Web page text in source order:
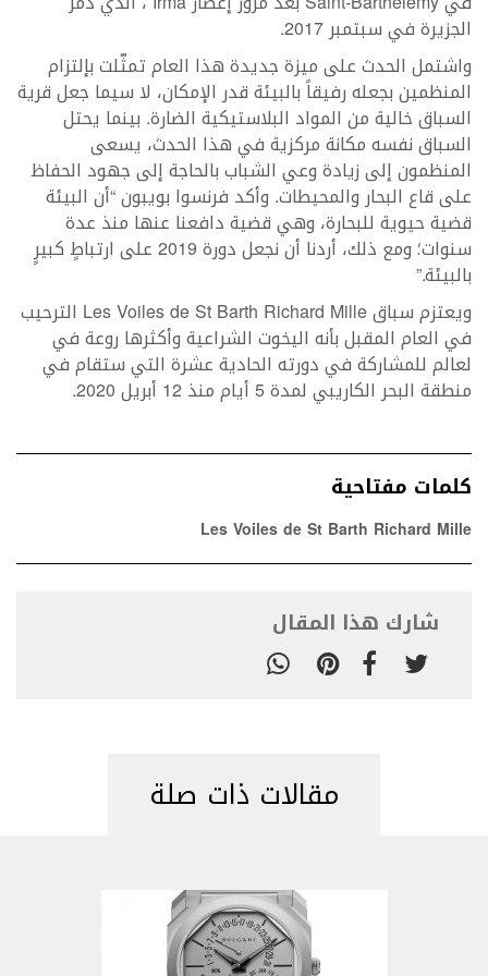
الجزيرة في سبتمبر 2017.
واشتمل الحدث على ميزة جديدة هذا العام تمثّلت بإلتزام
المنظمين بجعله رفيقاً بالبيئة قدر الإمكان، لا سيما جعل قرية
السباق خالية من المواد البلاستيكية الضارة. بينما يحتل
السباق نفسه مكانة مركزية في هذا الحدث، يسعى
المنظمون إلى زيادة وعي الشباب بالحاجة إلى جهود الحفاظ
على قاع البحار والمحيطات. وأكد فرنسوا بويبون “أن البيئة
قضية حيوية للبحارة، وهي قضية دافعنا عنها منذ عدة
سنوات؛ ومع ذلك، أردنا أن نجعل دورة 2019 على ارتباطٍ كبيرٍ
بالبيئة.”
ويعتزم سباق Les Voiles de St Barth Richard Mille الترحيب
في العام المقبل بأنه اليخوت الشراعية وأكثرها روعة في
لعالم للمشاركة في دورته الحادية عشرة التي ستقام في
منطقة البحر الكاريبي لمدة 5 أيام منذ 12 أبريل 2020.
كلمات مفتاحية
Les Voiles de St Barth Richard Mille
شارك هذا المقال
مقالات ذات صلة